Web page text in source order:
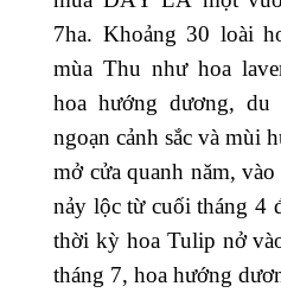
7ha. Khoảng 30 loài
mùa Thu như hoa
hoa hướng dương, du
ngoạn cảnh sắc và mùi
mở cửa quanh năm,
nảy lộc từ cuối tháng 4
thời kỳ hoa Tulip nở
tháng 7, hoa hướng